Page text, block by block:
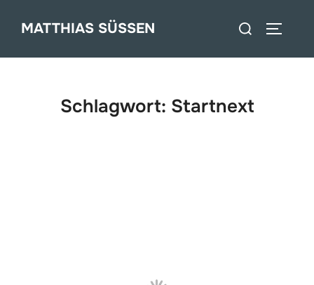
InhaltMATTHIAS SÜSSEN
Suchen
Schlagwort: Startnext